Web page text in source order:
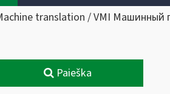
translation / VMI
Paieška